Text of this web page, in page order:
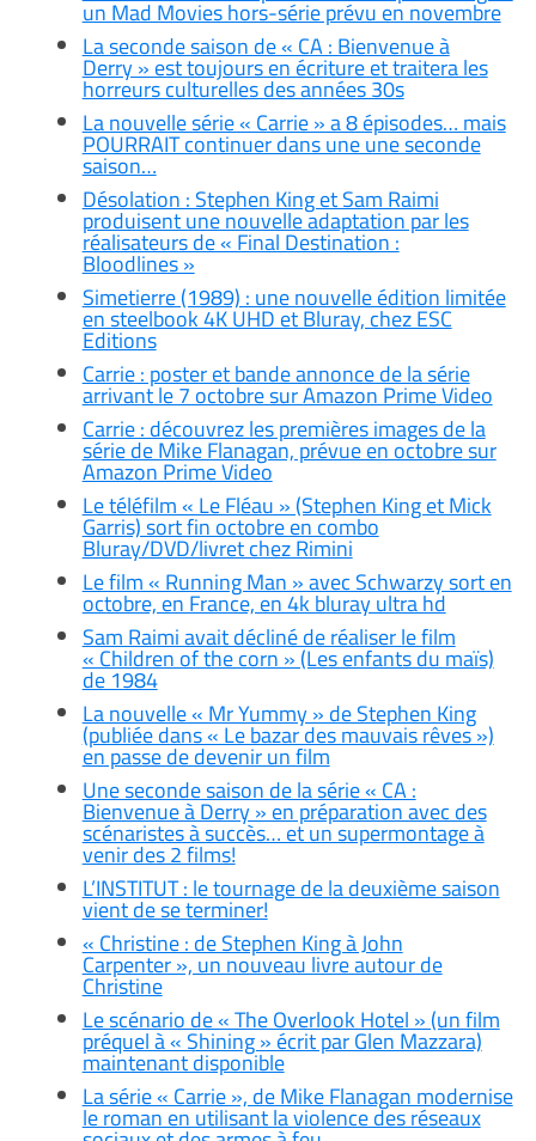
un Mad Movies hors-série prévu en novembre
La seconde saison de « CA : Bienvenue à
Derry » est toujours en écriture et traitera les
horreurs culturelles des années 30s
La nouvelle série « Carrie » a 8 épisodes… mais
POURRAIT continuer dans une une seconde
saison…
Désolation : Stephen King et Sam Raimi
produisent une nouvelle adaptation par les
réalisateurs de « Final Destination :
Bloodlines »
Simetierre (1989) : une nouvelle édition limitée
en steelbook 4K UHD et Bluray, chez ESC
Editions
Carrie : poster et bande annonce de la série
arrivant le 7 octobre sur Amazon Prime Video
Carrie : découvrez les premières images de la
série de Mike Flanagan, prévue en octobre sur
Amazon Prime Video
Le téléfilm « Le Fléau » (Stephen King et Mick
Garris) sort fin octobre en combo
Bluray/DVD/livret chez Rimini
Le film « Running Man » avec Schwarzy sort en
octobre, en France, en 4k bluray ultra hd
Sam Raimi avait décliné de réaliser le film
« Children of the corn » (Les enfants du maïs)
de 1984
La nouvelle « Mr Yummy » de Stephen King
(publiée dans « Le bazar des mauvais rêves »)
en passe de devenir un film
Une seconde saison de la série « CA :
Bienvenue à Derry » en préparation avec des
scénaristes à succès… et un supermontage à
venir des 2 films!
L’INSTITUT : le tournage de la deuxième saison
vient de se terminer!
« Christine : de Stephen King à John
Carpenter », un nouveau livre autour de
Christine
Le scénario de « The Overlook Hotel » (un film
préquel à « Shining » écrit par Glen Mazzara)
maintenant disponible
La série « Carrie », de Mike Flanagan modernise
le roman en utilisant la violence des réseaux